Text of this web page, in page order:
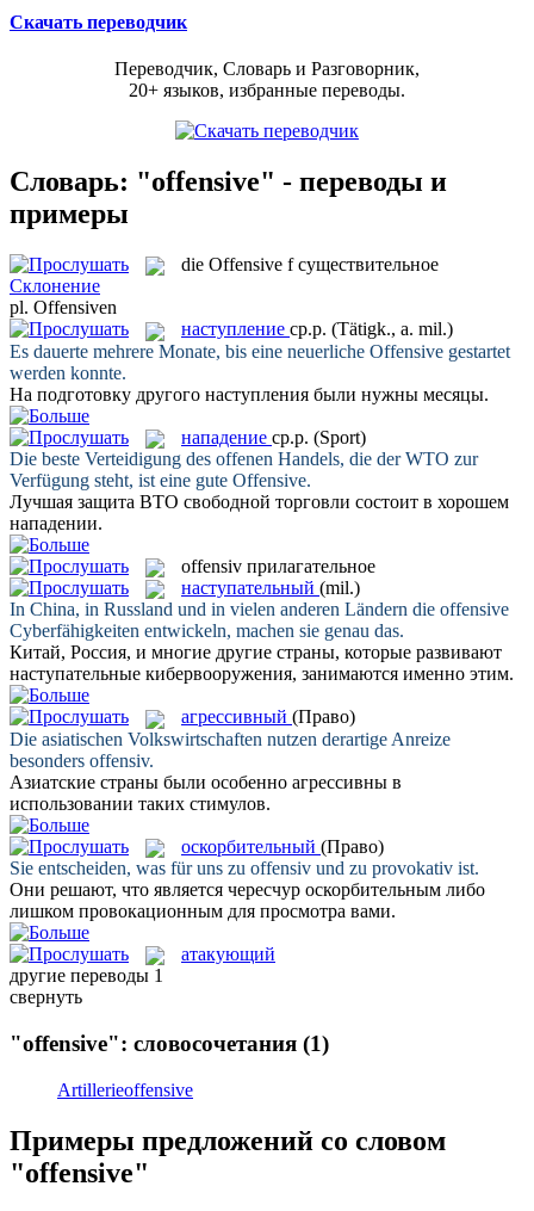
Скачать переводчик
Переводчик, Словарь и Разговорник,
20+ языков, избранные переводы.
Словарь: "offensive" - переводы и
примеры
die Offensive f существительное
Склонение
pl. Offensiven
наступление ср.р. (Tätigk., a. mil.)
Es dauerte mehrere Monate, bis eine neuerliche Offensive gestartet
werden konnte.
На подготовку другого наступления были нужны месяцы.
нападение ср.р. (Sport)
Die beste Verteidigung des offenen Handels, die der WTO zur
Verfügung steht, ist eine gute Offensive.
Лучшая защита ВТО свободной торговли состоит в хорошем
нападении.
offensiv прилагательное
наступательный (mil.)
In China, in Russland und in vielen anderen Ländern die offensive
Cyberfähigkeiten entwickeln, machen sie genau das.
Китай, Россия, и многие другие страны, которые развивают
наступательные кибервооружения, занимаются именно этим.
агрессивный (Право)
Die asiatischen Volkswirtschaften nutzen derartige Anreize
besonders offensiv.
Азиатские страны были особенно агрессивны в
использовании таких стимулов.
оскорбительный (Право)
Sie entscheiden, was für uns zu offensiv und zu provokativ ist.
Они решают, что является чересчур оскорбительным либо
лишком провокационным для просмотра вами.
атакующий
другие переводы 1
свернуть
"offensive": словосочетания (1)
Artillerieoffensive
Примеры предложений со словом
"offensive"